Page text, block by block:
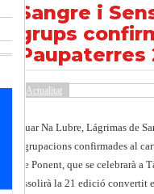
Sangre i
grups
Paupaterres
Actualitat
Luar Na Lubre, Lágrimas de
agrupacions confirmades al
de Ponent, que se celebrarà
assolirà la 21 edició convertit